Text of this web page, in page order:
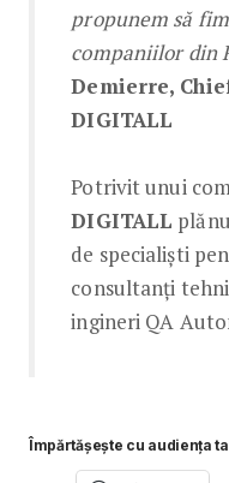
propunem să
companiilor din
Demierre,
DIGITALL
Potrivit unui
DIGITALL
de specialiști
consultanți
ingineri QA
Împărtășește cu audiența